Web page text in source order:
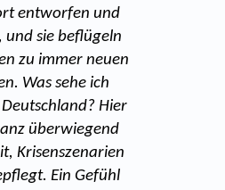
entworfen und
und sie beflügeln
zu immer neuen
Was sehe ich
Hier
überwiegend
Krisenszenarien
Ein Gefühl